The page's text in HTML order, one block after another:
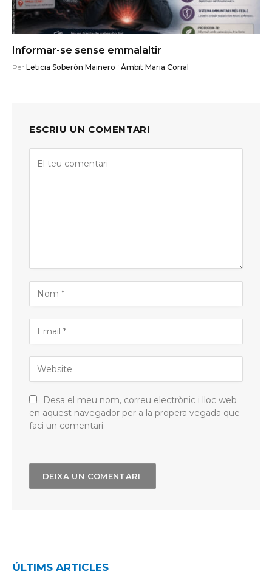
Informar-se sense emmalaltir
Per Leticia Soberón Mainero i Àmbit Maria Corral
ESCRIU UN COMENTARI
Desa el meu nom, correu electrònic i lloc web
en aquest navegador per a la propera vegada que
faci un comentari.
ÚLTIMS ARTICLES